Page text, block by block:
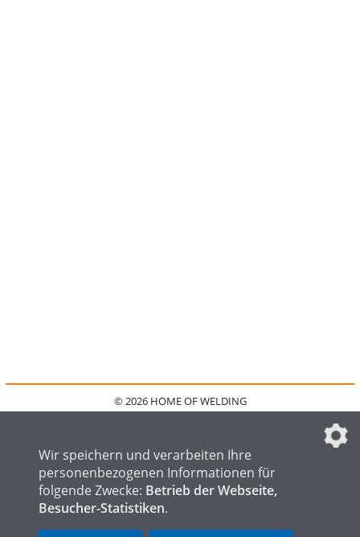
© 2026 HOME OF WELDING
IMPRESSUM
FAQ
DATENSCHUTZEINSTELLUNGEN
HOME OF STEEL
Wir speichern und verarbeiten Ihre
personenbezogenen Informationen für
folgende Zwecke: Betrieb der Webseite,
Besucher-Statistiken.